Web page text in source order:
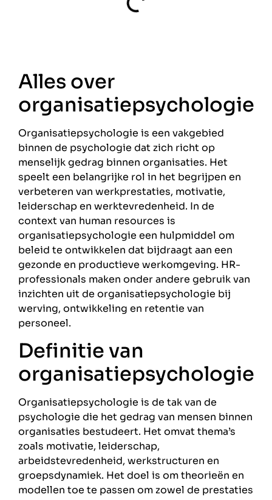
Alles over
organisatiepsychologie
Organisatiepsychologie is een vakgebied
binnen de psychologie dat zich richt op
menselijk gedrag binnen organisaties. Het
speelt een belangrijke rol in het begrijpen en
verbeteren van werkprestaties, motivatie,
leiderschap en werktevredenheid. In de
context van human resources is
organisatiepsychologie een hulpmiddel om
beleid te ontwikkelen dat bijdraagt aan een
gezonde en productieve werkomgeving. HR-
professionals maken onder andere gebruik van
inzichten uit de organisatiepsychologie bij
werving, ontwikkeling en retentie van
personeel.
Definitie van
organisatiepsychologie
Organisatiepsychologie is de tak van de
psychologie die het gedrag van mensen binnen
organisaties bestudeert. Het omvat thema’s
zoals motivatie, leiderschap,
arbeidstevredenheid, werkstructuren en
groepsdynamiek. Het doel is om theorieën en
modellen toe te passen om zowel de prestaties